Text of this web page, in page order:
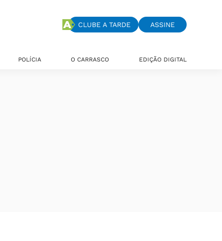
CLUBE A TARDE ASSINE
POLÍCIA O CARRASCO EDIÇÃO DIGITAL